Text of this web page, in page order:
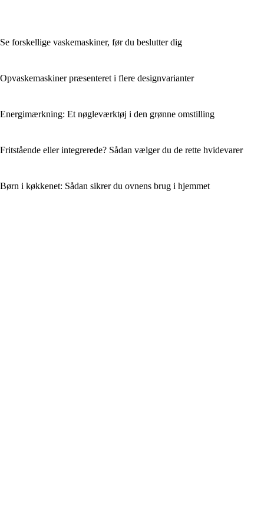
Se forskellige vaskemaskiner, før du beslutter dig
Opvaskemaskiner præsenteret i flere designvarianter
Energimærkning: Et nøgleværktøj i den grønne omstilling
Fritstående eller integrerede? Sådan vælger du de rette hvidevarer
Børn i køkkenet: Sådan sikrer du ovnens brug i hjemmet